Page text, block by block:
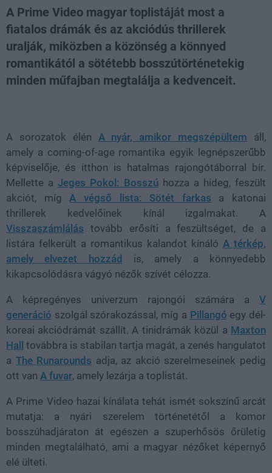
A Prime Video magyar toplistáját most a
fiatalos drámák és az akciódús thrillerek
uralják, miközben a közönség a könnyed
romantikától a sötétebb bosszútörténetekig
minden műfajban megtalálja a kedvenceit.
A sorozatok élén A nyár, amikor megszépültem áll,
amely a coming-of-age romantika egyik legnépszerűbb
képviselője, és itthon is hatalmas rajongótáborral bír.
Mellette a Jeges Pokol: Bosszú hozza a hideg, feszült
akciót, míg A végső lista: Sötét farkas a katonai
thrillerek kedvelőinek kínál izgalmakat. A
Visszaszámlálás tovább erősíti a feszültséget, de a
listára felkerült a romantikus kalandot kínáló A térkép,
amely elvezet hozzád is, amely a könnyedebb
kikapcsolódásra vágyó nézők szívét célozza.
A képregényes univerzum rajongói számára a V
generáció szolgál szórakozással, míg a Pillangó egy dél-
koreai akciódrámát szállít. A tinidrámák közül a Maxton
Hall továbbra is stabilan tartja magát, a zenés hangulatot
a The Runarounds adja, az akció szerelmeseinek pedig
ott van A fuvar, amely lezárja a toplistát.
A Prime Video hazai kínálata tehát ismét sokszínű arcát
mutatja: a nyári szerelem történetétől a komor
bosszúhadjáraton át egészen a szuperhősös őrületig
minden megtalálható, ami a magyar nézőket képernyő
elé ülteti.